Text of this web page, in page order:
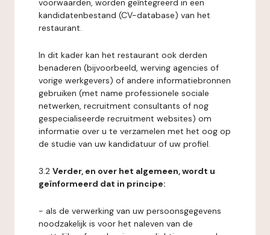
voorwaarden, worden geïntegreerd in een
kandidatenbestand (CV-database) van het
restaurant.
In dit kader kan het restaurant ook derden
benaderen (bijvoorbeeld, werving agencies of
vorige werkgevers) of andere informatiebronnen
gebruiken (met name professionele sociale
netwerken, recruitment consultants of nog
gespecialiseerde recruitment websites) om
informatie over u te verzamelen met het oog op
de studie van uw kandidatuur of uw profiel.
3.2 Verder, en over het algemeen, wordt u
geïnformeerd dat in principe:
- als de verwerking van uw persoonsgegevens
noodzakelijk is voor het naleven van de